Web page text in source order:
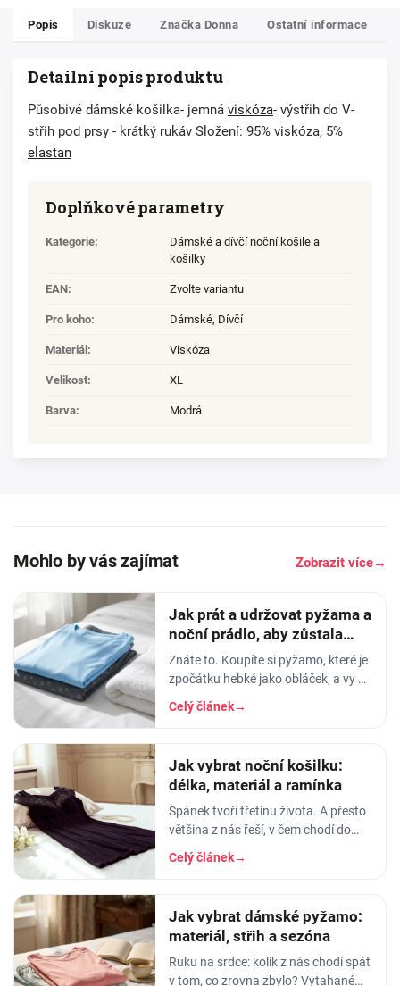
Popis Diskuze Značka Donna Ostatní informace
Detailní popis produktu
Působivé dámské košilka- jemná viskóza- výstřih do V-
střih pod prsy - krátký rukáv Složení: 95% viskóza, 5%
elastan
Doplňkové parametry
Kategorie:
Dámské a dívčí noční košile a
košilky
EAN: Zvolte variantu
Pro koho: Dámské, Dívčí
Materiál : Viskóza
Velikost: XL
Barva: Modrá
Mohlo by vás zajímat Zobrazit více→
Jak prát a udržovat pyžama a
noční prádlo, aby zůstala
měkká
Znáte to. Koupíte si pyžamo, které je
zpočátku hebké jako obláček, a vy v
něm usínáte s pocitem, že spíte v
luxusu. Po pár měsících praní z něj…
Celý článek→
Jak vybrat noční košilku:
délka, materiál a ramínka
Spánek tvoří třetinu života. A přesto
většina z nás řeší, v čem chodí do
práce, do divadla nebo na rande, ale
to, v čem stráví těch osm hodin…
Celý článek→
Jak vybrat dámské pyžamo:
materiál, střih a sezóna
Ruku na srdce: kolik z nás chodí spát
v tom, co zrovna zbylo? Vytahané